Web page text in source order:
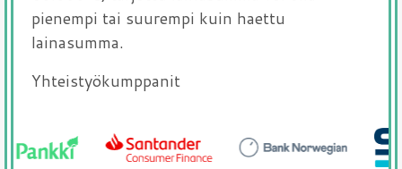
pienempi tai suurempi kuin haettu
lainasumma.
Yhteistyökumppanit